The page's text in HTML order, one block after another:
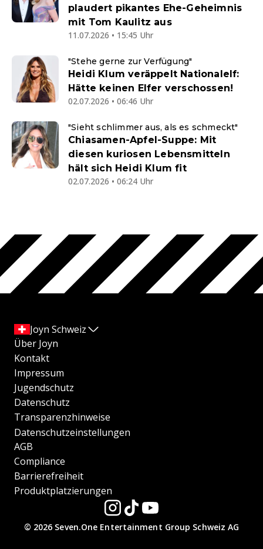
plaudert pikantes Ehe-Geheimnis
mit Tom Kaulitz aus
11.07.2026 • 15:45 Uhr
"Stehe gerne zur Verfügung"
Heidi Klum veräppelt Nationalelf:
Hätte keinen Elfer verschossen!
02.07.2026 • 06:46 Uhr
"Sieht schlimmer aus, als es schmeckt"
Chiasamen-Apfel-Suppe: Mit
diesen kuriosen Lebensmitteln
hält sich Heidi Klum fit
02.07.2026 • 06:24 Uhr
Joyn Schweiz
Über Joyn
Kontakt
Impressum
Jugendschutz
Datenschutz
Transparenzhinweise
Datenschutzeinstellungen
AGB
Compliance
Barrierefreiheit
Produktplatzierungen
© 2026 Seven.One Entertainment Group Schweiz AG